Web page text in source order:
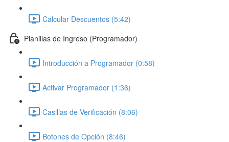
Calcular Descuentos (5:42)
Planillas de Ingreso (Programador)
Introducción a Programador (0:58)
Activar Programador (1:36)
Casillas de Verificación (8:06)
Botones de Opción (8:46)